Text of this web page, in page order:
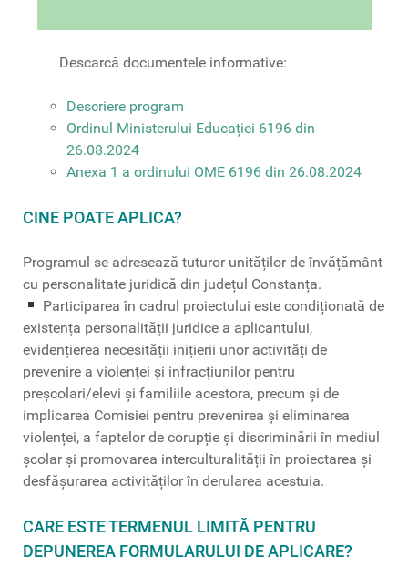
Descarcă documentele informative:
Descriere program
Ordinul Ministerului Educației 6196 din
26.08.2024
Anexa 1 a ordinului OME 6196 din 26.08.2024
CINE POATE APLICA?
Programul se adresează tuturor unităților de învățământ
cu personalitate juridică din județul Constanța.
Participarea în cadrul proiectului este condiționată de
existența personalității juridice a aplicantului,
evidențierea necesității inițierii unor activități de
prevenire a violenței și infracțiunilor pentru
preșcolari/elevi și familiile acestora, precum și de
implicarea Comisiei pentru prevenirea şi eliminarea
violenței, a faptelor de corupție şi discriminării în mediul
școlar şi promovarea interculturalității în proiectarea și
desfășurarea activităților în derularea acestuia.
CARE ESTE TERMENUL LIMITĂ PENTRU
DEPUNEREA FORMULARULUI DE APLICARE?